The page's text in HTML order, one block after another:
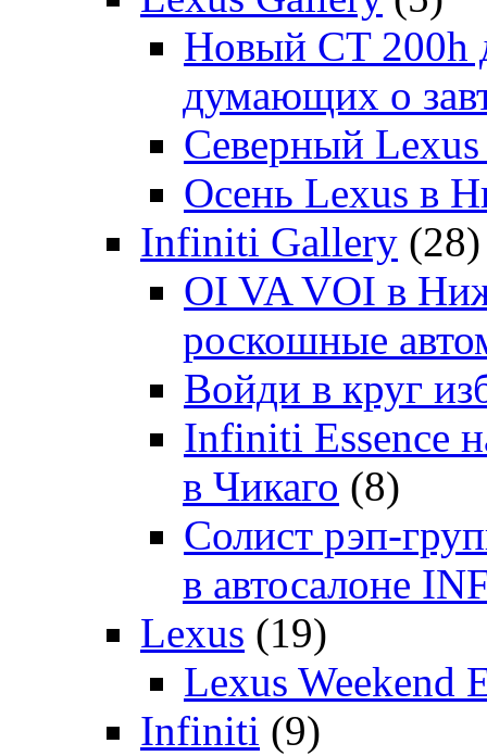
Новый CT 200h
думающих о
Северный Lexus
Осень Lexus в
Infiniti Gallery (28)
OI VA VOI в
роскошные
Войди в круг
Infiniti Essence
в Чикаго (8)
Солист рэп-
в автосалоне
Lexus (19)
Lexus Weekend
Infiniti (9)